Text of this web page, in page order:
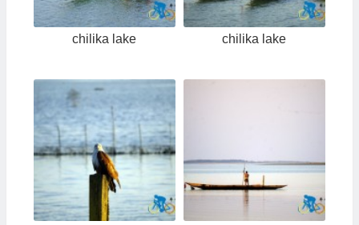
chilika lake chilika lake